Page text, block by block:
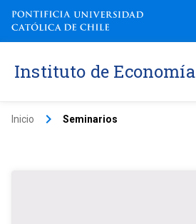
Instituto de Economía
Inicio keyboard_arrow_right Seminarios